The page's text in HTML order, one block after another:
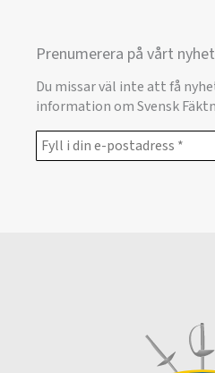
Prenumerera på vårt
Du missar väl inte att få
information om Svensk